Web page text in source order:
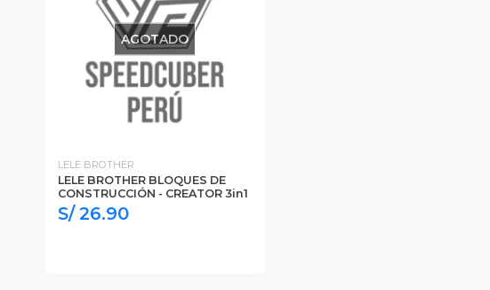
AGOTADO
LELE BROTHER
LELE BROTHER BLOQUES DE
CONSTRUCCIÓN - CREATOR 3in1
S/ 26.90